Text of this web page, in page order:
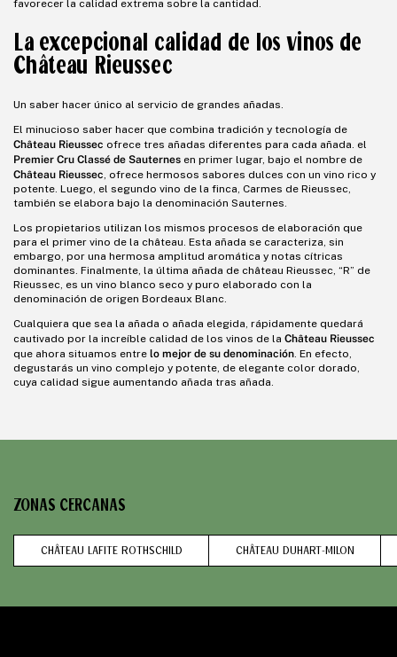
favorecer la calidad extrema sobre la cantidad.
La excepcional calidad de los vinos de
Château Rieussec
Un saber hacer único al servicio de grandes añadas.
El minucioso saber hacer que combina tradición y tecnología de
Château Rieussec ofrece tres añadas diferentes para cada añada. el
Premier Cru Classé de Sauternes en primer lugar, bajo el nombre de
Château Rieussec, ofrece hermosos sabores dulces con un vino rico y
potente. Luego, el segundo vino de la finca, Carmes de Rieussec,
también se elabora bajo la denominación Sauternes.
Los propietarios utilizan los mismos procesos de elaboración que
para el primer vino de la château. Esta añada se caracteriza, sin
embargo, por una hermosa amplitud aromática y notas cítricas
dominantes. Finalmente, la última añada de château Rieussec, “R” de
Rieussec, es un vino blanco seco y puro elaborado con la
denominación de origen Bordeaux Blanc.
Cualquiera que sea la añada o añada elegida, rápidamente quedará
cautivado por la increíble calidad de los vinos de la Château Rieussec
que ahora situamos entre lo mejor de su denominación. En efecto,
degustarás un vino complejo y potente, de elegante color dorado,
cuya calidad sigue aumentando añada tras añada.
ZONAS CERCANAS
CHÂTEAU LAFITE ROTHSCHILD CHÂTEAU DUHART-MILON